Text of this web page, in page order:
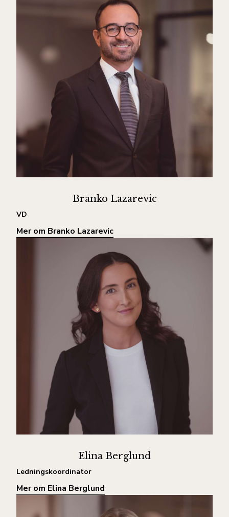
Branko Lazarevic
VD
Mer om Branko Lazarevic
Elina Berglund
Ledningskoordinator
Mer om Elina Berglund